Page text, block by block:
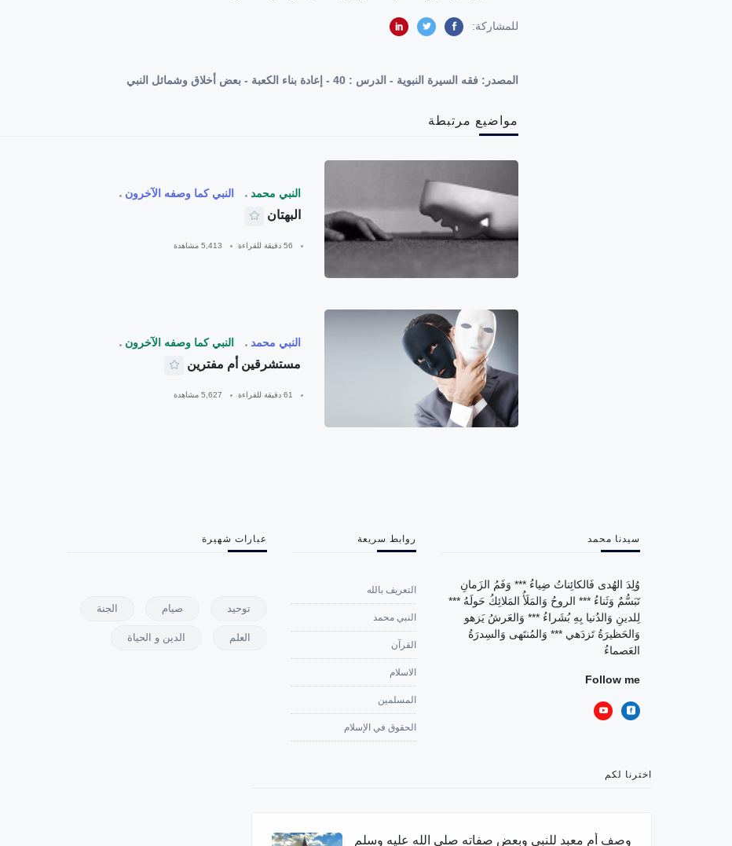
للمشاركة:
المصدر: فقه السيرة النبوية - الدرس : 40 - إعادة بناء الكعبة - بعض أخلاق وشمائل النبي
مواضيع مرتبطة
النبي محمد النبي كما وصفه الآخرون
البهتان
56 دقيقة للقراءة 5,413 مشاهدة
النبي محمد النبي كما وصفه الآخرون
مستشرقين أم مفترين
61 دقيقة للقراءة 5,627 مشاهدة
سيدنا محمد
وُلِدَ الهُدى فَالكائِناتُ ضِياءُ *** وَفَمُ الزَمانِ
تَبَسُّمٌ وَثَناءُ *** الروحُ وَالمَلَأُ المَلائِكُ حَولَهُ ***
لِلدينِ وَالدُنيا بِهِ بُشَراءُ *** وَالعَرشُ يَزهو
وَالحَظيرَةُ تَزدَهي *** وَالمُنتَهى وَالسِدرَةُ
العَصماءُ
Follow me
روابط سريعة
التعريف بالله
النبي محمد
القرآن
الاسلام
المسلمين
الحقوق في الإسلام
عبارات شهيرة
توحيد صيام الجنة
العلم الدين و الحياة
اخترنا لكم
وصف أم معبد للنبي وبعض صفاته صلى الله عليه وسلم